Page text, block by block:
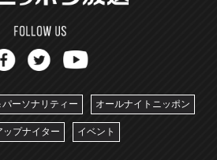
ーソナリティー オールナイトニッポン
ップナイター イベント